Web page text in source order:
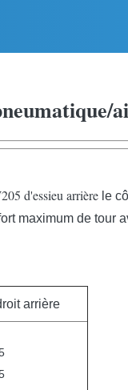
d'essieu arrière le
maximum de
arrière